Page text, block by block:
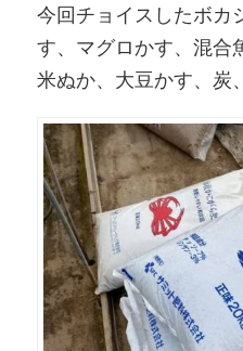
今回チョイスしたボカ
す、マグロかす、混合
米ぬか、大豆かす、炭